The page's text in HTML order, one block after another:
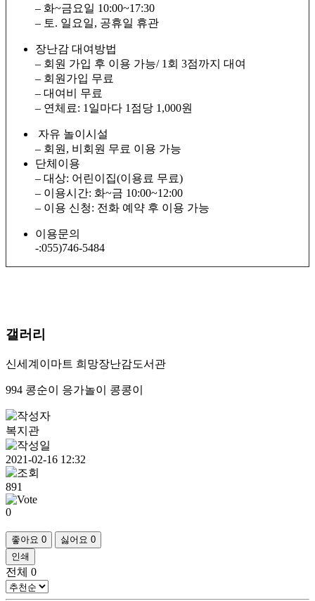
– 화~금요일 10:00~17:30
– 토. 일요일, 공휴일 휴관
장난감 대여방법
– 회원 가입 후 이용 가능/ 1회 3점까지 대여
– 회원가입 무료
– 대여비 무료
– 연체료: 1일마다 1점당 1,000원
자유 놀이시설
– 회원, 비회원 무료 이용 가능
단체이용
– 대상: 어린이집(이용료 무료)
– 이용시간: 화~금 10:00~12:00
– 이용 신청: 전화 예약 후 이용 가능
이용문의
-:055)746-5484
갤러리
신세계이마트 희망장난감도서관
994 콩순이 응가놀이 콩콩이
복지관
2021-02-16 12:32
891
0
좋아요 0 싫어요 0
인쇄
전체 0